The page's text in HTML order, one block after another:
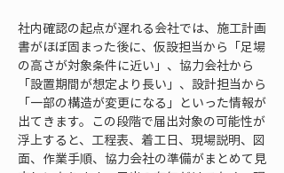
社内確認の起点が遅れる会社では、施工計画
書がほぼ固まった後に、仮設担当から「足場
の高さが対象条件に近い」、協力会社から
「設置期間が想定より長い」、設計担当から
「一部の構造が変更になる」といった情報が
出てきます。この段階で届出対象の可能性が
浮上すると、工程表、着工日、現場説明、図
面、作業手順、協力会社の準備がまとめて見